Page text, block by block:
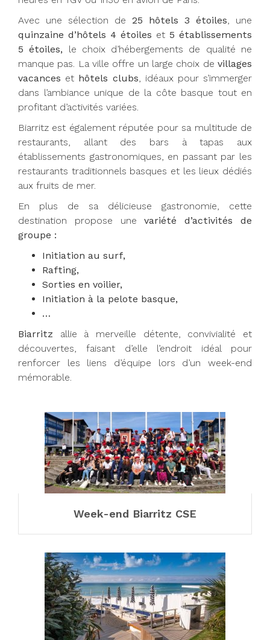
Avec une sélection de 25 hôtels 3 étoiles, une
quinzaine d’hôtels 4 étoiles et 5 établissements
5 étoiles, le choix d’hébergements de qualité ne
manque pas. La ville offre un large choix de villages
vacances et hôtels clubs, idéaux pour s’immerger
dans l’ambiance unique de la côte basque tout en
profitant d’activités variées.
Biarritz est également réputée pour sa multitude de
restaurants, allant des bars à tapas aux
établissements gastronomiques, en passant par les
restaurants traditionnels basques et les lieux dédiés
aux fruits de mer.
En plus de sa délicieuse gastronomie, cette
destination propose unevariété d’activités de
groupe :
Initiation au surf,
Rafting,
Sorties en voilier,
Initiation à la pelote basque,
…
Biarritz allie à merveille détente, convivialité et
découvertes, faisant d’elle l’endroit idéal pour
renforcer les liens d’équipe lors d’un week-end
mémorable.
Week-end Biarritz CSE